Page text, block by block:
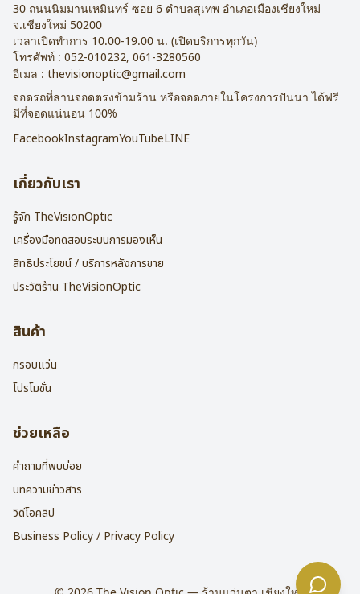
30 ถนนนิมมานเหมินทร์ ซอย 6 ตำบลสุเทพ อำเภอเมืองเชียงใหม่
จ.เชียงใหม่ 50200
เวลาเปิดทำการ 10.00-19.00 น. (เปิดบริการทุกวัน)
โทรศัพท์ : 052-010232, 061-3280560
อีเมล : thevisionoptic@gmail.com
จอดรถที่ลานจอดตรงข้ามร้าน หรือจอดภายในโครงการปันนา ได้ฟรี
มีที่จอดแน่นอน 100%
FacebookInstagramYouTubeLINE
เกี่ยวกับเรา
รู้จัก TheVisionOptic
เครื่องมือทดสอบระบบการมองเห็น
สิทธิประโยชน์ / บริการหลังการขาย
ประวัติร้าน TheVisionOptic
สินค้า
กรอบแว่น
โปรโมชั่น
ช่วยเหลือ
คำถามที่พบบ่อย
บทความข่าวสาร
วิดีโอคลิป
Business Policy / Privacy Policy